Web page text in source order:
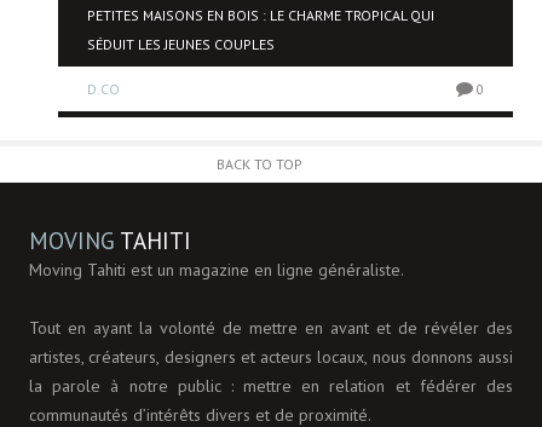
PETITES MAISONS EN BOIS : LE CHARME TROPICAL QUI
SÉDUIT LES JEUNES COUPLES
D.CO 0
BACK TO TOP
MOVING TAHITI
Moving Tahiti est un magazine en ligne généraliste.
Tout en ayant la volonté de mettre en avant et de révéler des
artistes, créateurs, designers et acteurs locaux, nous donnons aussi
la parole à notre public : mettre en relation et fédérer des
communautés d’intérêts divers et de proximité.